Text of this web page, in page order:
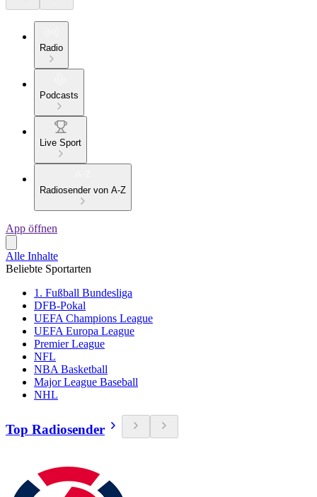
Radio
Podcasts
Live Sport
Radiosender von A-Z
App öffnen
Alle Inhalte
Beliebte Sportarten
1. Fußball Bundesliga
DFB-Pokal
UEFA Champions League
UEFA Europa League
Premier League
NFL
NBA Basketball
Major League Baseball
NHL
Top Radiosender